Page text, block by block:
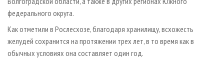
федерального округа.
Как отметили в Рослесхозе, благодаря хранилищу, всхожесть
желудей сохранится на протяжении трех лет, в то время как в
обычных условиях она составляет один год.